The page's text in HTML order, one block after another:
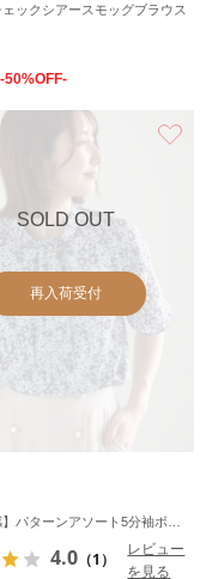
ックシアースモッグブラウス
-50%OFF-
SOLD OUT
再入荷受付
4.0 （1）
レビュー
を見る